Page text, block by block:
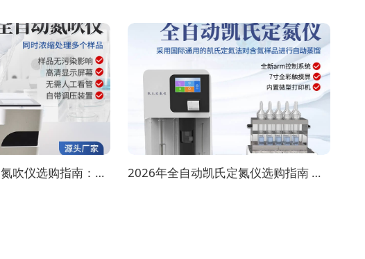
2026年8月全自动氮吹仪选购指南：各行业适配方案推荐 2026年全自动凯氏定氮仪选购指南 实验室选型全攻略